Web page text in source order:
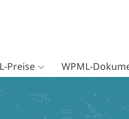
Preise WPML-